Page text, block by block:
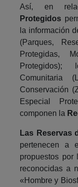
Así, en
Protegidos
la información
(Parques,
Protegidas,
Comunitaria
Conservación
Especial
componen la
Las Reservas
pertenecen a
propuestos por
reconocidas a
«Hombre y